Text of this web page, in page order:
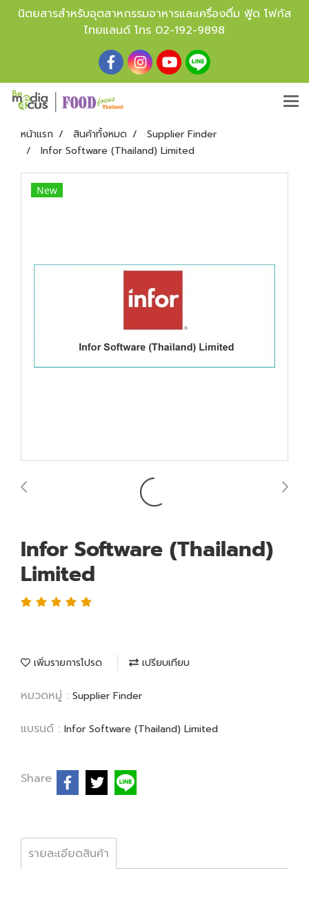
นิตยสารสำหรับอุตสาหกรรมอาหารและเครื่องดื่ม ฟู้ด โฟกัส
ไทยแลนด์ โทร 02-192-9898
หน้าแรก สินค้าทั้งหมด
Supplier Finder
Infor Software (Thailand) Limited
New
Infor Software (Thailand)
Limited
เพิ่มรายการโปรด เปรียบเทียบ
หมวดหมู่ : Supplier Finder
แบรนด์ : Infor Software (Thailand) Limited
Share
รายละเอียดสินค้า